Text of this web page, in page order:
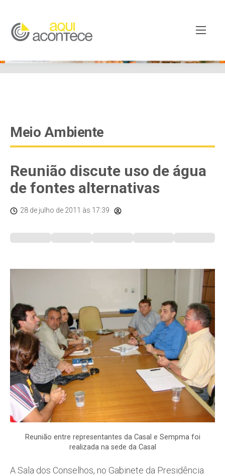
googleb82de9a22cec23e8.html
Meio Ambiente
Reunião discute uso de água
de fontes alternativas
28 de julho de 2011 às 17:39
Reunião entre representantes da Casal e Sempma foi
realizada na sede da Casal
A Sala dos Conselhos, no Gabinete da Presidência